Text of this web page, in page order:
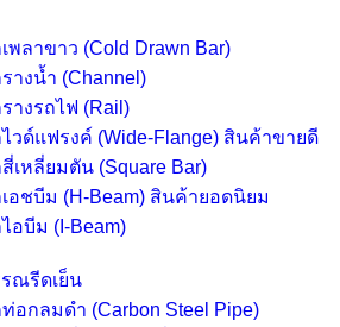
พลาขาว (Cold Drawn Bar)
างน้ำ (Channel)
างรถไฟ (Rail)
ไวด์แฟรงค์ (Wide-Flange) สินค้าขายดี
สี่เหลี่ยมตัน (Square Bar)
อชบีม (H-Beam) สินค้ายอดนิยม
อบีม (I-Beam)
ณรีดเย็น
ท่อกลมดำ (Carbon Steel Pipe)